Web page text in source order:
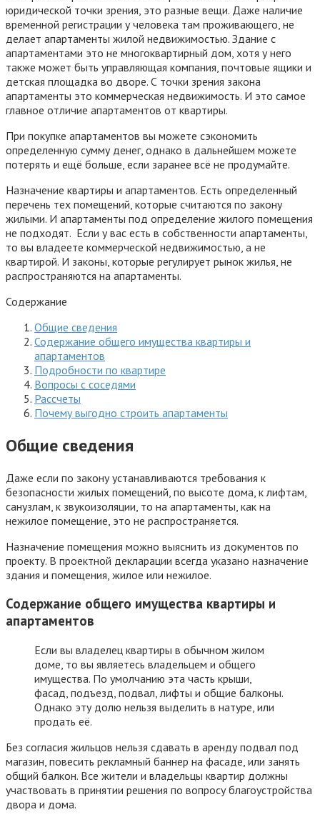
юридической точки зрения, это разные вещи. Даже наличие
временной регистрации у человека там проживающего, не
делает апартаменты жилой недвижимостью. Здание с
апартаментами это не многоквартирный дом, хотя у него
также может быть управляющая компания, почтовые ящики и
детская площадка во дворе. С точки зрения закона
апартаменты это коммерческая недвижимость. И это самое
главное отличие апартаментов от квартиры.
При покупке апартаментов вы можете сэкономить
определенную сумму денег, однако в дальнейшем можете
потерять и ещё больше, если заранее всё не продумайте.
Назначение квартиры и апартаментов. Есть определенный
перечень тех помещений, которые считаются по закону
жилыми. И апартаменты под определение жилого помещения
не подходят. Если у вас есть в собственности апартаменты,
то вы владеете коммерческой недвижимостью, а не
квартирой. И законы, которые регулирует рынок жилья, не
распространяются на апартаменты.
Содержание
Общие сведения
Содержание общего имущества квартиры и
апартаментов
Подробности по квартире
Вопросы с соседями
Рассчеты
Почему выгодно строить апартаменты
Общие сведения
Даже если по закону устанавливаются требования к
безопасности жилых помещений, по высоте дома, к лифтам,
санузлам, к звукоизоляции, то на апартаменты, как на
нежилое помещение, это не распространяется.
Назначение помещения можно выяснить из документов по
проекту. В проектной декларации всегда указано назначение
здания и помещения, жилое или нежилое.
Содержание общего имущества квартиры и
апартаментов
Если вы владелец квартиры в обычном жилом
доме, то вы являетесь владельцем и общего
имущества. По умолчанию эта часть крыши,
фасад, подъезд, подвал, лифты и общие балконы.
Однако эту долю нельзя выделить в натуре, или
продать её.
Без согласия жильцов нельзя сдавать в аренду подвал под
магазин, повесить рекламный баннер на фасаде, или занять
общий балкон. Все жители и владельцы квартир должны
участвовать в принятии решения по вопросу благоустройства
двора и дома.